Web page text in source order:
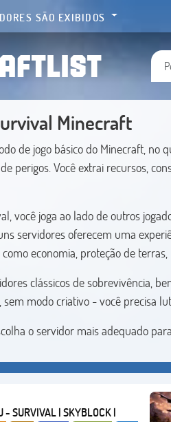
SÃO EXIBIDOS
Minecraft
de jogo básico do Minecraft, no
perigos. Você extrai recursos,
você joga ao lado de outros
servidores oferecem uma
economia, proteção de
clássicos de sobrevivência,
modo criativo - você precisa
o servidor mais adequado
- SURVIVAL | SKYBLOCK |